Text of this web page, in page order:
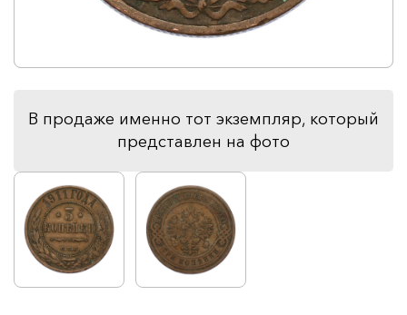
В продаже именно тот экземпляр, который
представлен на фото